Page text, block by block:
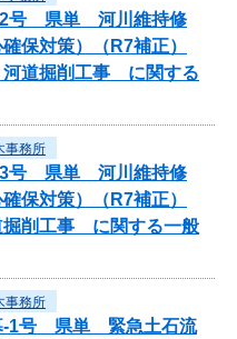
号 県単 河川維持修
保対策）（R7補正）
河道掘削工事 に関する
事務所
号 県単 河川維持修
保対策）（R7補正）
掘削工事 に関する一般
事務所
-1号 県単 緊急土石流